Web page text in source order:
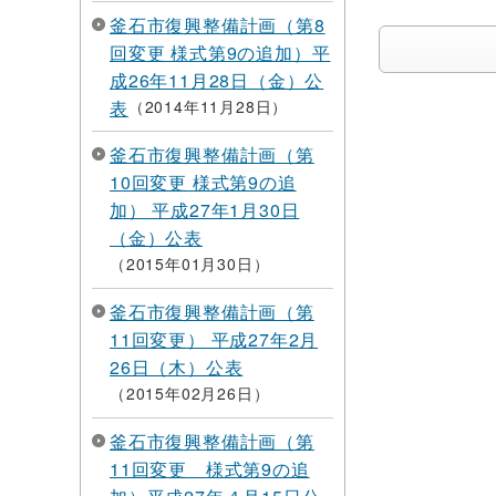
釜石市復興整備計画（第8
回変更 様式第9の追加）平
成26年11月28日（金）公
表
2014年11月28日
釜石市復興整備計画（第
10回変更 様式第9の追
加） 平成27年1月30日
（金）公表
2015年01月30日
釜石市復興整備計画（第
11回変更） 平成27年2月
26日（木）公表
2015年02月26日
釜石市復興整備計画（第
11回変更 様式第9の追